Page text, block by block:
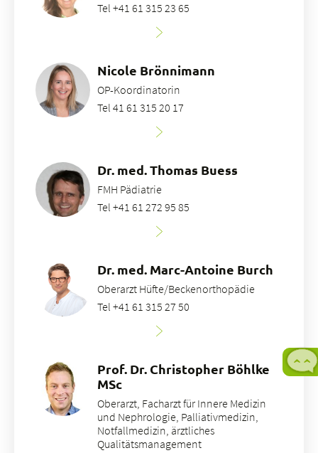
Tel +41 61 315 23 65
Nicole Brönnimann
OP-Koordinatorin
Tel 41 61 315 20 17
Dr. med. Thomas Buess
FMH Pädiatrie
Tel +41 61 272 95 85
Dr. med. Marc-Antoine Burch
Oberarzt Hüfte/Beckenorthopädie
Tel +41 61 315 27 50
Prof. Dr. Christopher Böhlke
MSc
Oberarzt, Facharzt für Innere Medizin
und Nephrologie, Palliativmedizin,
Notfallmedizin, ärztliches
Qualitätsmanagement